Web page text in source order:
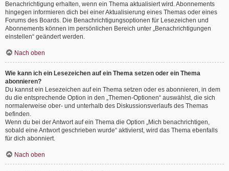
Benachrichtigung erhalten, wenn ein Thema aktualisiert wird. Abonnements
hingegen informieren dich bei einer Aktualisierung eines Themas oder eines
Forums des Boards. Die Benachrichtigungsoptionen für Lesezeichen und
Abonnements können im persönlichen Bereich unter „Benachrichtigungen
einstellen“ geändert werden.
Nach oben
Wie kann ich ein Lesezeichen auf ein Thema setzen oder ein Thema
abonnieren?
Du kannst ein Lesezeichen auf ein Thema setzen oder es abonnieren, in dem
du die entsprechende Option in den „Themen-Optionen“ auswählst, die sich
normalerweise ober- und unterhalb des Diskussionsverlaufs des Themas
befinden.
Wenn du bei der Antwort auf ein Thema die Option „Mich benachrichtigen,
sobald eine Antwort geschrieben wurde“ aktivierst, wird das Thema ebenfalls
für dich abonniert.
Nach oben